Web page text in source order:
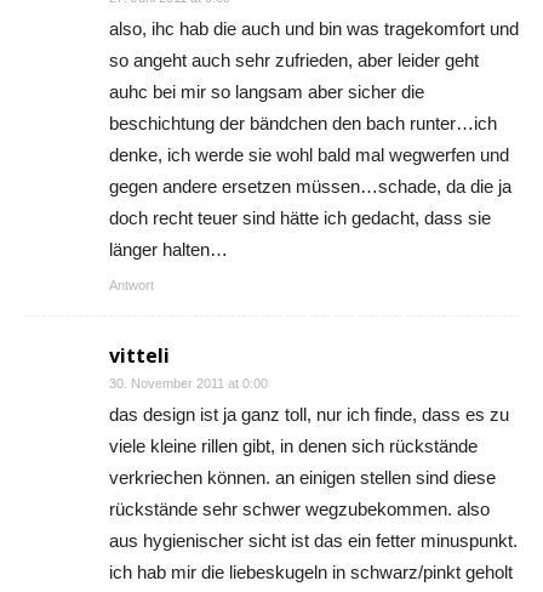
also, ihc hab die auch und bin was tragekomfort und
so angeht auch sehr zufrieden, aber leider geht
auhc bei mir so langsam aber sicher die
beschichtung der bändchen den bach runter…ich
denke, ich werde sie wohl bald mal wegwerfen und
gegen andere ersetzen müssen…schade, da die ja
doch recht teuer sind hätte ich gedacht, dass sie
länger halten…
Antwort
vitteli
30. November 2011 at 0:00
das design ist ja ganz toll, nur ich finde, dass es zu
viele kleine rillen gibt, in denen sich rückstände
verkriechen können. an einigen stellen sind diese
rückstände sehr schwer wegzubekommen. also
aus hygienischer sicht ist das ein fetter minuspunkt.
ich hab mir die liebeskugeln in schwarz/pinkt geholt